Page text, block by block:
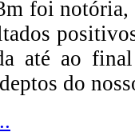
foi
até ao
do